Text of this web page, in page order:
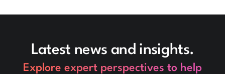
Latest news and insights.
Explore expert perspectives to help